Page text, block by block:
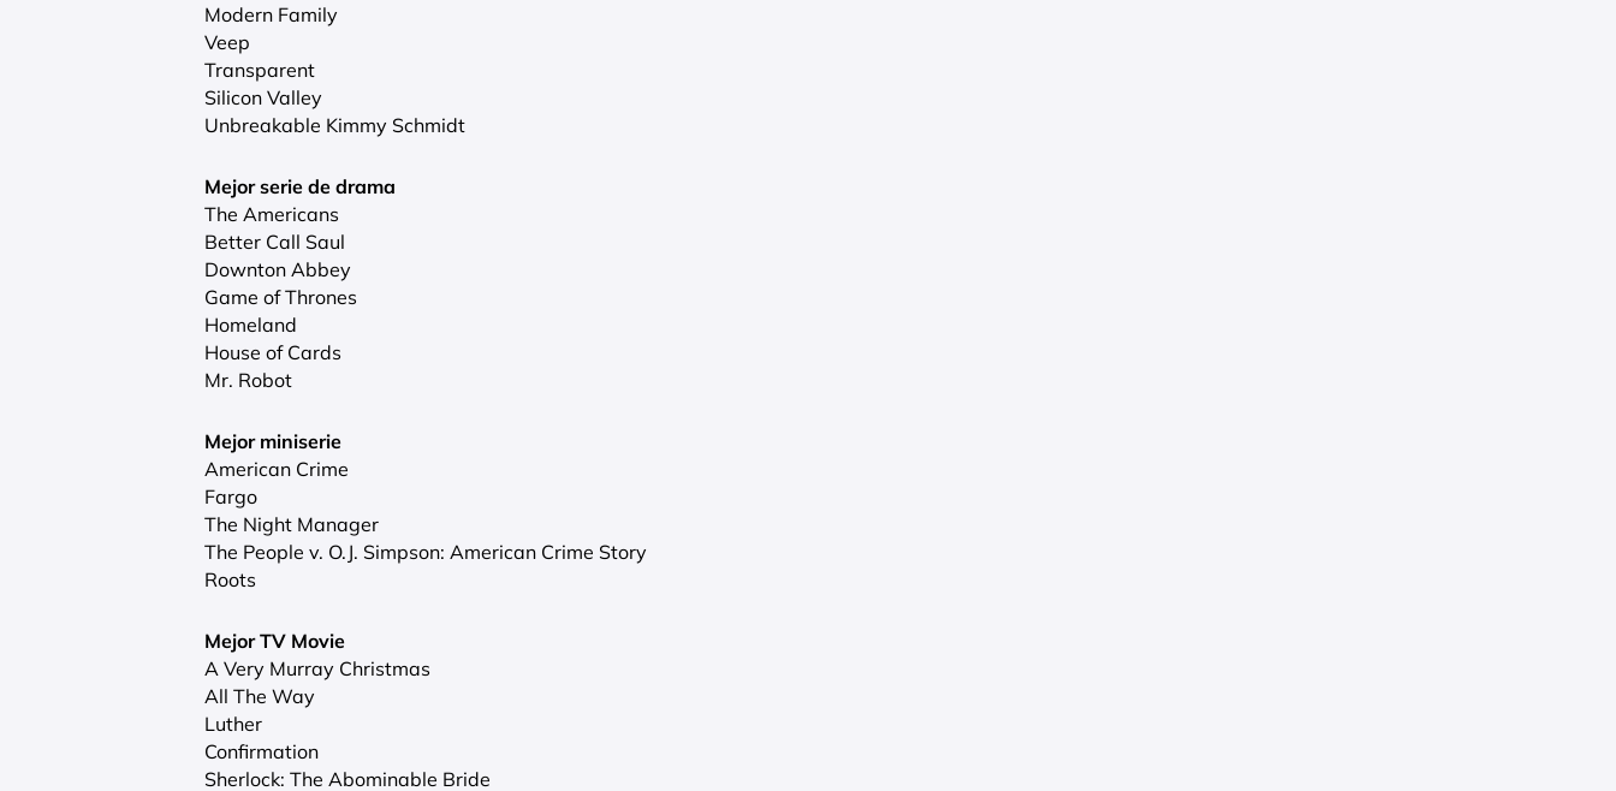
Modern Family
Veep
Transparent
Silicon Valley
Unbreakable Kimmy Schmidt
Mejor serie de drama
The Americans
Better Call Saul
Downton Abbey
Game of Thrones
Homeland
House of Cards
Mr. Robot
Mejor miniserie
American Crime
Fargo
The Night Manager
The People v. O.J. Simpson: American Crime Story
Roots
Mejor TV Movie
A Very Murray Christmas
All The Way
Luther
Confirmation
Sherlock: The Abominable Bride